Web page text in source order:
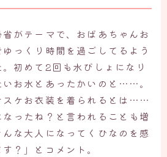
がテーマで、おばあちゃんお
っくり時間を過ごしてるよう
初めて2回も水びしょになり
いお水とあったかいのと……。
スケお衣装を着られるとは……
なったね？と言われることも増
な大人になってくひなのを感
？」とコメント。